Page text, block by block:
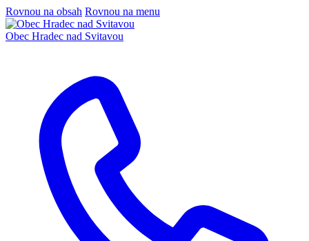
Rovnou na obsah Rovnou na menu
Obec Hradec nad Svitavou